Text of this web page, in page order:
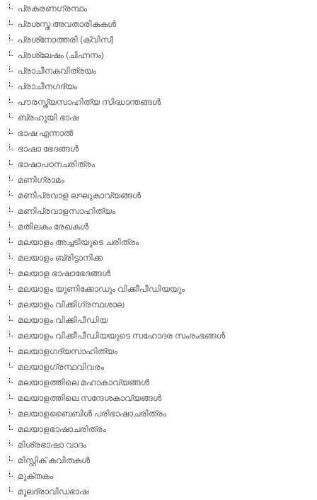
പ്രകരണഗ്രന്ഥം
പ്രശസ്ത അവതാരികകള്‍
പ്രശ്‌നോത്തരി (ക്വിസ്)
പ്രശ്ലേഷം (ചിഹ്നനം)
പ്രാചീനകവിത്രയം
പ്രാചീനഗദ്യം
പൗരസ്ത്യസാഹിത്യ സിദ്ധാന്തങ്ങള്‍
ബ്രഹൂയി ഭാഷ
ഭാഷ എന്നാല്‍
ഭാഷാ ഭേദങ്ങള്‍
ഭാഷാപഠനചരിത്രം
മണിഗ്രാമം
മണിപ്രവാള ലഘുകാവ്യങ്ങള്‍
മണിപ്രവാളസാഹിത്യം
മതിലകം രേഖകള്‍
മലയാളം അച്ചടിയുടെ ചരിത്രം
മലയാളം ബ്രിട്ടാനിക്ക
മലയാള ഭാഷാഭേദങ്ങള്‍
മലയാളം യൂണിക്കോഡും വിക്കീപീഡിയയും
മലയാളം വിക്കിഗ്രന്ഥശാല
മലയാളം വിക്കിപീഡിയ
മലയാളം വിക്കീപീഡിയയുടെ സഹോദര സംരംഭങ്ങള്‍
മലയാളഗദ്യസാഹിത്യം
മലയാളഗ്രന്ഥവിവരം
മലയാളത്തിലെ മഹാകാവ്യങ്ങള്‍
മലയാളത്തിലെ സന്ദേശകാവ്യങ്ങള്‍
മലയാളബൈബിള്‍ പരിഭാഷാചരിത്രം
മലയാളഭാഷാചരിത്രം
മിശ്രഭാഷാ വാദം
മിസ്റ്റിക് കവിതകള്‍
മുക്തകം
മൂലദ്രാവിഡഭാഷ